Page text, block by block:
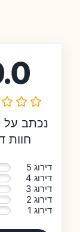
חוות
דירוג 5
דירוג 4
דירוג 3
דירוג 2
דירוג 1